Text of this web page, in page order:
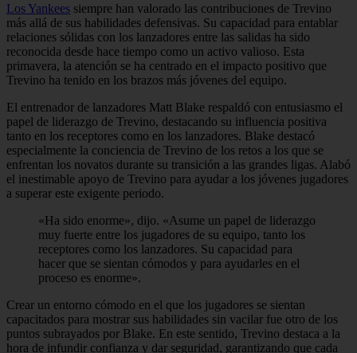
Los Yankees siempre han valorado las contribuciones de Trevino
más allá de sus habilidades defensivas. Su capacidad para entablar
relaciones sólidas con los lanzadores entre las salidas ha sido
reconocida desde hace tiempo como un activo valioso. Esta
primavera, la atención se ha centrado en el impacto positivo que
Trevino ha tenido en los brazos más jóvenes del equipo.
El entrenador de lanzadores Matt Blake respaldó con entusiasmo el
papel de liderazgo de Trevino, destacando su influencia positiva
tanto en los receptores como en los lanzadores. Blake destacó
especialmente la conciencia de Trevino de los retos a los que se
enfrentan los novatos durante su transición a las grandes ligas. Alabó
el inestimable apoyo de Trevino para ayudar a los jóvenes jugadores
a superar este exigente periodo.
«Ha sido enorme», dijo. «Asume un papel de liderazgo
muy fuerte entre los jugadores de su equipo, tanto los
receptores como los lanzadores. Su capacidad para
hacer que se sientan cómodos y para ayudarles en el
proceso es enorme».
Crear un entorno cómodo en el que los jugadores se sientan
capacitados para mostrar sus habilidades sin vacilar fue otro de los
puntos subrayados por Blake. En este sentido, Trevino destaca a la
hora de infundir confianza y dar seguridad, garantizando que cada